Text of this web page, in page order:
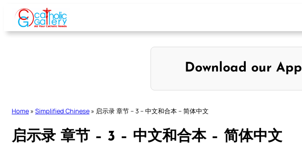
Skip
content
Download our App
Home » Simplified Chinese » 启示录 章节 – 3 – 中文和合本 – 简体中文
启示录 章节 – 3 – 中文和合本 – 简体中文